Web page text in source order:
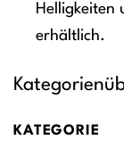
Helligkeiten
erhältlich.
KATEGORIE